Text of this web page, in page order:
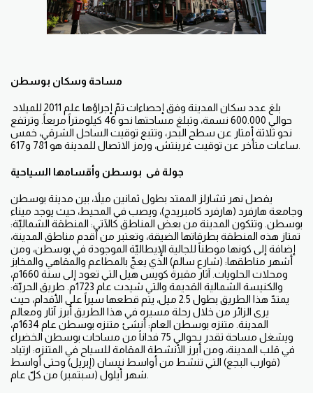
مساحة وسكان بوسطن
حوالي 600.000 نسمة، وتبلغ مساحتها نحو 46 كيلومتراً مربعاً. وترتفع
نحو ثلاثة أمتار عن سطح البحر، وتتبع توقيت الساحل الشرقي، خمس
ساعات متأخر عن توقيت غرينتش، ورمز الاتصال للمدينة هو 781 و617.
يفصل نهر تشارلز الممتد بطول ثمانين ميلاً، بين مدينة بوسطن
وجامعة هارفرد (هارفرد كامبريدج)، ويصب في المحيط، حيث يوجد ميناء
بوسطن. وتتكون المدينة من بعض المناطق كالآتي: المنطقة الشماليّة:
تمتاز هذه المنطقة بطرقاتها الضيقة، وتعتبر من أقدم مناطق المدينة،
إضافة إلى كونها موطناً للجالية الإيطاليّة الموجودة في بوسطن، ومن
أشهر مناطقها: (شارع سالم) الذي يعجّ بالمطاعم والمقاهي والمخابز
ومحلات الحلويات. آثار مقبرة كويس هيل التي تعود إلى سنة 1660م،
والكنيسة الشمالية القديمة والتي شيدت عام 1723م. طريق الحريّة:
يمتدّ هذا الطريق بطول 2.5 ميل، يتم قطعها سيراً على الأقدام، حيث
يرى الزائر من خلال رحلة مسيره في هذا الطريق أبرز آثار ومعالم
المدينة. متنزه بوسطن العام: أنشئ متنزه بوسطن عام 1634م،
ويشغل مساحة تقدر بـحوالي 75 فداناً من مساحات بوسطن الخضراء
في قلب المدينة، ومن أبرز الأنشطة المقامة للسياح في المتنزه: ارتياد
(قوارب البجع) التي تنشط من أواسط نيسان (إبريل) وحتى أواسط
شهر أيلول (سبتمبر) من كلّ عام.